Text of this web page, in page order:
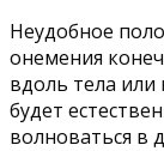
Неудобное
онемения
вдоль тела или
будет
волноваться в